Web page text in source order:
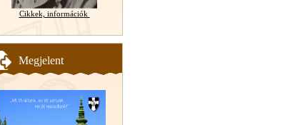
Cikkek, információk
Megjelent